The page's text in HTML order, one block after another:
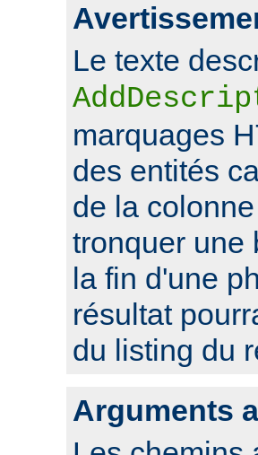
Le texte
marquages
des entités
de la
tronquer une
la fin d'une
résultat
du listing du
Arguments